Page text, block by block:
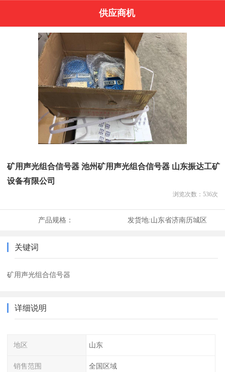
供应商机
矿用声光组合信号器 池州矿用声光组合信号器 山东振达工矿
设备有限公司
浏览次数： 536次
产品规格： 发货地:山东省济南历城区
关键词
矿用声光组合信号器
详细说明
地区 山东
销售范围 全国区域